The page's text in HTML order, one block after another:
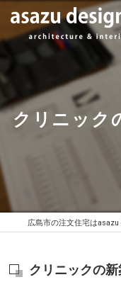
クリニック
クリニックの